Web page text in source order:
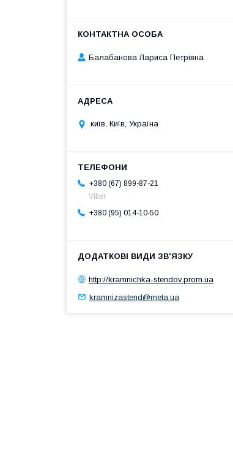
Балабанова Лариса Петрівна
київ, Київ, Україна
+380 (67) 899-87-21
Viber
+380 (95) 014-10-50
http://kramnichka-stendov.prom.ua
kramnizastend@meta.ua